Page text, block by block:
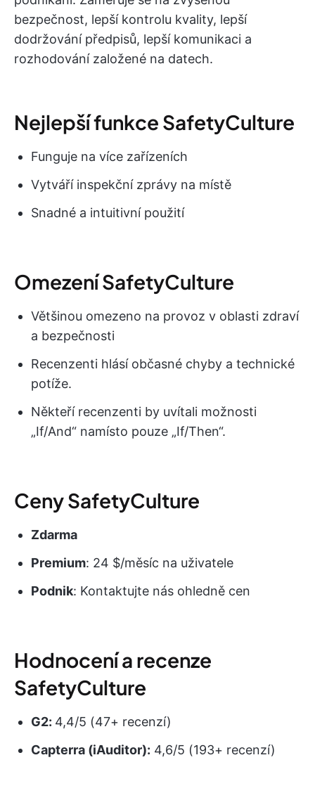
bezpečnost, lepší kontrolu kvality, lepší
dodržování předpisů, lepší komunikaci a
rozhodování založené na datech.
Nejlepší funkce SafetyCulture
Funguje na více zařízeních
Vytváří inspekční zprávy na místě
Snadné a intuitivní použití
Omezení SafetyCulture
Většinou omezeno na provoz v oblasti zdraví
a bezpečnosti
Recenzenti hlásí občasné chyby a technické
potíže.
Někteří recenzenti by uvítali možnosti
„If/And“ namísto pouze „If/Then“.
Ceny SafetyCulture
Zdarma
Premium: 24 $/měsíc na uživatele
Podnik: Kontaktujte nás ohledně cen
Hodnocení a recenze
SafetyCulture
G2: 4,4/5 (47+ recenzí)
Capterra (iAuditor): 4,6/5 (193+ recenzí)